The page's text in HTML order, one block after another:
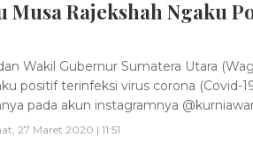
Green Recovery" bagi Eks-
Musa Rajekshah Ngaku
Wakil Gubernur Sumatera Utara
positif terinfeksi virus corona (Covid-
pada akun instagramnya
27 Maret 2020 | 11:51